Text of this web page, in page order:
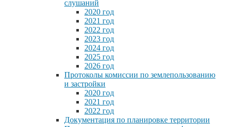
слушаний
2020 год
2021 год
2022 год
2023 год
2024 год
2025 год
2026 год
Протоколы комиссии по землепользованию
и застройки
2020 год
2021 год
2022 год
Документация по планировке территории